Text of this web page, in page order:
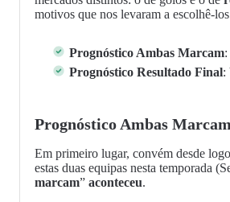
motivos que nos levaram a escolhê-
Prognóstico Ambas Marcam
Prognóstico Resultado Final:
Prognóstico Ambas
Em primeiro lugar, convém desde
estas duas equipas nesta temporada
marcam” aconteceu.